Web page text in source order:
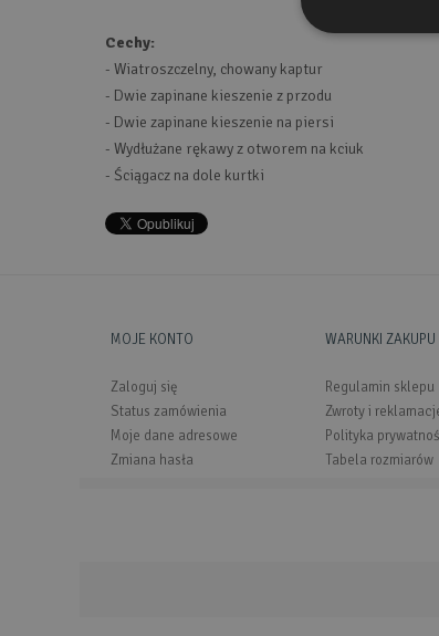
Cechy:
- Wiatroszczelny, chowany kaptur
- Dwie zapinane kieszenie z przodu
- Dwie zapinane kieszenie na piersi
- Wydłużane rękawy z otworem na kciuk
- Ściągacz na dole kurtki
MOJE KONTO
Zaloguj się
Status zamówienia
Moje dane adresowe
Zmiana hasła
WARUNKI ZAKUPU
Regulamin sklepu
Zwroty i
Polityka
Tabela rozmiarów